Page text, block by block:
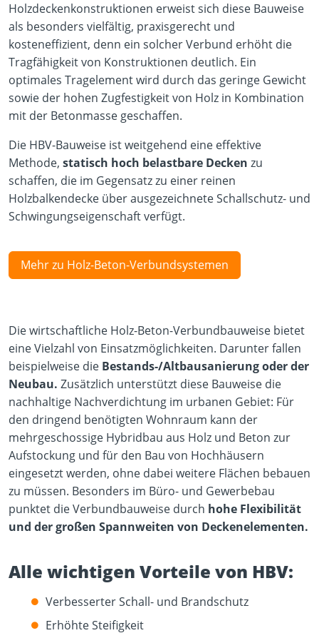
Holzdeckenkonstruktionen erweist sich diese Bauweise
als besonders vielfältig, praxisgerecht und
kosteneffizient, denn ein solcher Verbund erhöht die
Tragfähigkeit von Konstruktionen deutlich. Ein
optimales Tragelement wird durch das geringe Gewicht
sowie der hohen Zugfestigkeit von Holz in Kombination
mit der Betonmasse geschaffen.
Die HBV-Bauweise ist weitgehend eine effektive
Methode, statisch hoch belastbare Decken zu
schaffen, die im Gegensatz zu einer reinen
Holzbalkendecke über ausgezeichnete Schallschutz- und
Schwingungseigenschaft verfügt.
Mehr zu Holz-Beton-Verbundsystemen
Die wirtschaftliche Holz-Beton-Verbundbauweise bietet
eine Vielzahl von Einsatzmöglichkeiten. Darunter fallen
beispielweise die Bestands-/Altbausanierung oder der
Neubau. Zusätzlich unterstützt diese Bauweise die
nachhaltige Nachverdichtung im urbanen Gebiet: Für
den dringend benötigten Wohnraum kann der
mehrgeschossige Hybridbau aus Holz und Beton zur
Aufstockung und für den Bau von Hochhäusern
eingesetzt werden, ohne dabei weitere Flächen bebauen
zu müssen. Besonders im Büro- und Gewerbebau
punktet die Verbundbauweise durch hohe Flexibilität
und der großen Spannweiten von Deckenelementen.
Alle wichtigen Vorteile von HBV:
Verbesserter Schall- und Brandschutz
Erhöhte Steifigkeit